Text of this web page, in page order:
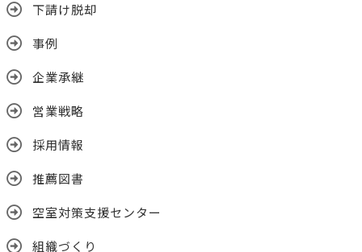
下請け脱却
事例
企業承継
営業戦略
採用情報
推薦図書
空室対策支援センター
組織づくり